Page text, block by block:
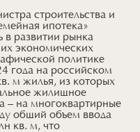
строительства и
ипотека»
в развитии рынка
экономических
политике
года на российском
м жилья, из которых
жилищное
– на многоквартирные
общий объем ввода
кв. м, что